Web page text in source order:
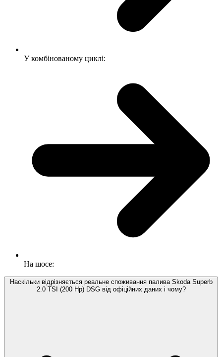
У комбінованому циклі:
На шосе:
Наскільки відрізняється реальне споживання палива Skoda Superb
2.0 TSI (200 Hp) DSG від офіційних даних і чому?